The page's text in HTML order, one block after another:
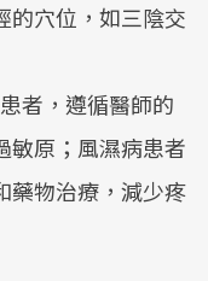
的穴位，如三陰交
者，遵循醫師的
敏原；風濕病患者
藥物治療，減少疼